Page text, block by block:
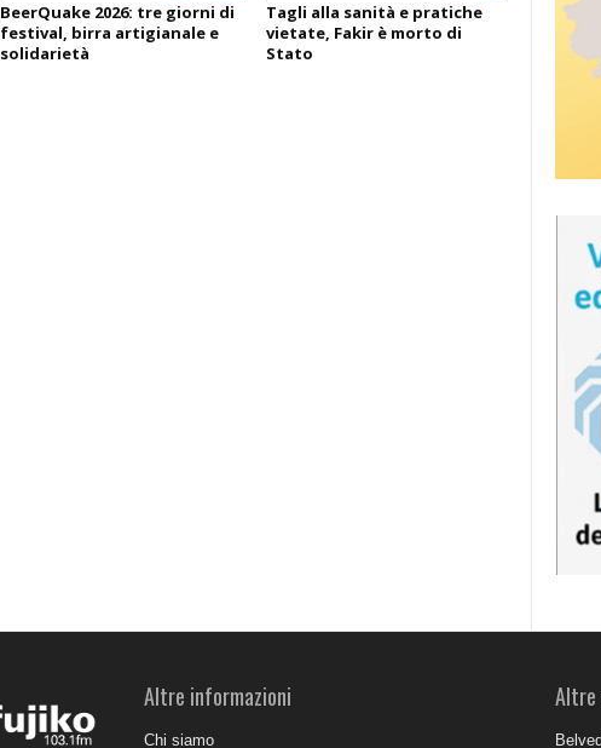
BeerQuake 2026: tre giorni di
festival, birra artigianale e
solidarietà
Tagli alla sanità e pratiche
vietate, Fakir è morto di
Stato
Altre informazioni
Chi siamo
Altre